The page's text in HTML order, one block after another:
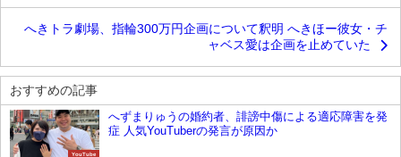
へきトラ劇場、指輪300万円企画について釈明 へきほー彼女・チ
ャベス愛は企画を止めていた
おすすめの記事
YouTube
へずまりゅうの婚約者、誹謗中傷による適応障害を発
症 人気YouTuberの発言が原因か